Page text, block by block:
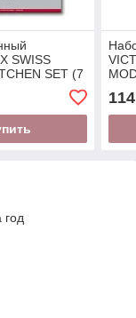
SWISS
SET (7
год